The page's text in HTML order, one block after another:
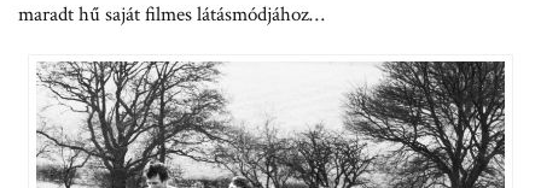
maradt hű saját filmes látásmódjához…